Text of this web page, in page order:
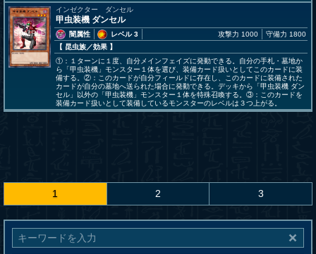
インゼクター ダンセル
甲虫装機 ダンセル
闇属性
レベル 3
【 昆虫族／効果 】
攻撃力 1000 守備力 1800
①：１ターンに１度、自分メインフェイズに発動できる。自分の手札・墓地か
ら「甲虫装機」モンスター１体を選び、装備カード扱いとしてこのカードに装
備する。②：このカードが自分フィールドに存在し、このカードに装備された
カードが自分の墓地へ送られた場合に発動できる。デッキから「甲虫装機 ダン
セル」以外の「甲虫装機」モンスター１体を特殊召喚する。③：このカードを
装備カード扱いとして装備しているモンスターのレベルは３つ上がる。
1 2 3